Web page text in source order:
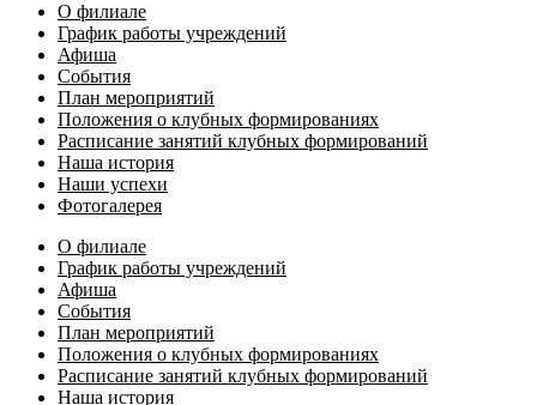
О филиале
График работы учреждений
Афиша
События
План мероприятий
Положения о клубных формированиях
Расписание занятий клубных формирований
Наша история
Наши успехи
Фотогалерея
О филиале
График работы учреждений
Афиша
События
План мероприятий
Положения о клубных формированиях
Расписание занятий клубных формирований
Наша история